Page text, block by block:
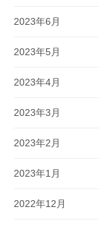
2023年6月
2023年5月
2023年4月
2023年3月
2023年2月
2023年1月
2022年12月